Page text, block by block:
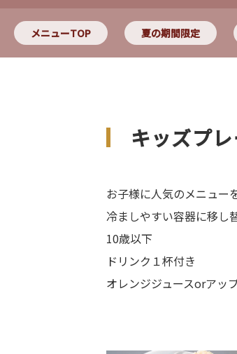
メニューTOP 夏の期間限定
キッズプ
お子様に人気のメニュー
冷ましやすい容器に移し
10歳以下
ドリンク１杯付き
オレンジジュースorアッ